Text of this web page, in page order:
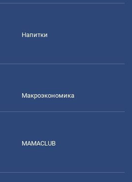
Напитки
Mакроэкономика
MAMACLUB